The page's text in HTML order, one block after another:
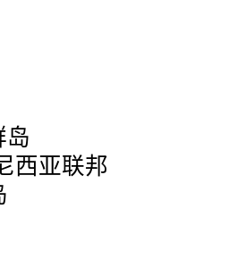
亚联邦